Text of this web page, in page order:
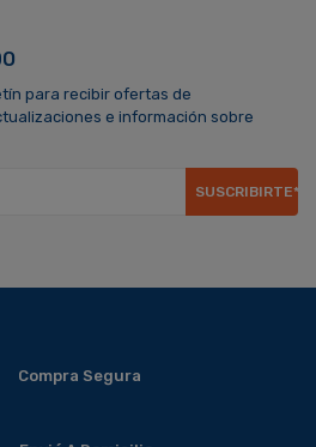
para recibir ofertas de
e información sobre
SUSCRIBIRTE*
Compra Segura